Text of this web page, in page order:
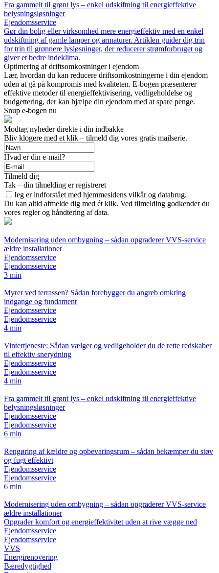
Fra gammelt til grønt lys – enkel udskiftning til energieffektive
belysningsløsninger
Ejendomsservice
Gør din bolig eller virksomhed mere energieffektiv med en enkel
udskiftning af gamle lamper og armaturer. Artiklen guider dig trin
for trin til grønnere lysløsninger, der reducerer strømforbruget og
giver et bedre indeklima.
Optimering af driftsomkostninger i ejendom
Lær, hvordan du kan reducere driftsomkostningerne i din ejendom
uden at gå på kompromis med kvaliteten. E-bogen præsenterer
effektive metoder til energieffektivisering, vedligeholdelse og
budgettering, der kan hjælpe din ejendom med at spare penge.
Snup e-bogen nu
Modtag nyheder direkte i din indbakke
Bliv klogere med et klik – tilmeld dig vores gratis mailserie.
Hvad er din e-mail?
Tilmeld dig
Tak – din tilmelding er registreret
Jeg er indforstået med hjemmesidens vilkår og databrug.
Du kan altid afmelde dig med ét klik. Ved tilmelding godkender du
vores regler og håndtering af data.
Modernisering uden ombygning – sådan opgraderer VVS-service
ældre installationer
Ejendomsservice
Ejendomsservice
3 min
Myrer ved terrassen? Sådan forebygger du angreb omkring
indgange og fundament
Ejendomsservice
Ejendomsservice
4 min
Vintertjeneste: Sådan vælger og vedligeholder du de rette redskaber
til effektiv snerydning
Ejendomsservice
Ejendomsservice
4 min
Fra gammelt til grønt lys – enkel udskiftning til energieffektive
belysningsløsninger
Ejendomsservice
Ejendomsservice
6 min
Rengøring af kældre og opbevaringsrum – sådan bekæmper du støv
og fugt effektivt
Ejendomsservice
Ejendomsservice
6 min
Modernisering uden ombygning – sådan opgraderer VVS-service
ældre installationer
Opgrader komfort og energieffektivitet uden at rive vægge ned
Ejendomsservice
Ejendomsservice
VVS
Energirenovering
Bæredygtighed